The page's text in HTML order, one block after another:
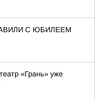
С ЮБИЛЕЕМ
«Грань» уже